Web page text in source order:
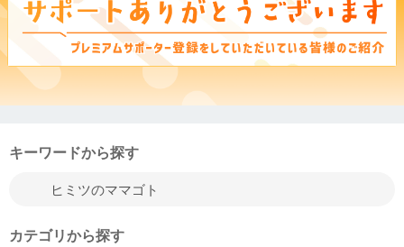
キーワードから探す
カテゴリから探す